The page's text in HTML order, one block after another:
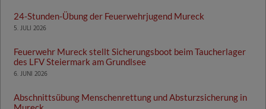
24-Stunden-Übung der Feuerwehrjugend Mureck
5. JULI 2026
Feuerwehr Mureck stellt Sicherungsboot beim Taucherlager
des LFV Steiermark am Grundlsee
6. JUNI 2026
Abschnittsübung Menschenrettung und Absturzsicherung in